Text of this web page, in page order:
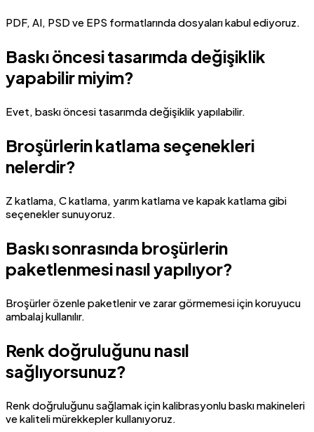
PDF, AI, PSD ve EPS formatlarında dosyaları kabul ediyoruz.
Baskı öncesi tasarımda değişiklik
yapabilir miyim?
Evet, baskı öncesi tasarımda değişiklik yapılabilir.
Broşürlerin katlama seçenekleri
nelerdir?
Z katlama, C katlama, yarım katlama ve kapak katlama gibi
seçenekler sunuyoruz.
Baskı sonrasında broşürlerin
paketlenmesi nasıl yapılıyor?
Broşürler özenle paketlenir ve zarar görmemesi için koruyucu
ambalaj kullanılır.
Renk doğruluğunu nasıl
sağlıyorsunuz?
Renk doğruluğunu sağlamak için kalibrasyonlu baskı makineleri
ve kaliteli mürekkepler kullanıyoruz.